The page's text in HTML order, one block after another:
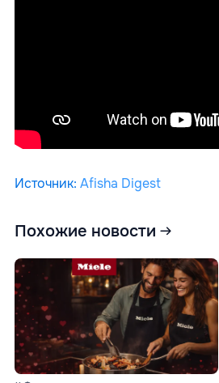
Источник: Afisha Digest
Похожие новости